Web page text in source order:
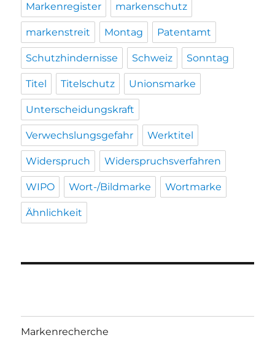
Markenregister markenschutz
markenstreit Montag Patentamt
Schutzhindernisse Schweiz Sonntag
Titel Titelschutz Unionsmarke
Unterscheidungskraft
Verwechslungsgefahr Werktitel
Widerspruch Widerspruchsverfahren
WIPO Wort-/Bildmarke Wortmarke
Ähnlichkeit
Markenrecherche